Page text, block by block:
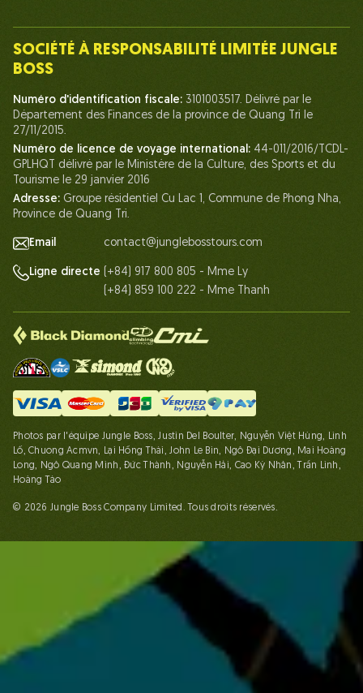
Notre Équipe
Nos Certifications
Partenariats
Contactez-Nous
SOCIÉTÉ À RESPONSABILITÉ LIMITÉE JUNGLE
BOSS
Numéro d'identification fiscale: 3101003517. Délivré par le
Département des Finances de la province de Quang Tri le
27/11/2015.
Numéro de licence de voyage international: 44-011/2016/TCDL-
GPLHQT délivré par le Ministère de la Culture, des Sports et du
Tourisme le 29 janvier 2016
Adresse: Groupe résidentiel Cu Lac 1, Commune de Phong Nha,
Province de Quang Tri.
Email contact@junglebosstours.com
Ligne directe
(+84) 917 800 805 - Mme Ly
(+84) 859 100 222 - Mme Thanh
Photos par l'équipe Jungle Boss, Justin Del Boulter, Nguyễn Việt Hùng, Linh
Lố, Chuong Acmvn, Lại Hồng Thái, John Le Bin, Ngô Đại Dương, Mai Hoàng
Long, Ngô Quang Minh, Đức Thành, Nguyễn Hải, Cao Kỳ Nhân, Trần Linh,
Hoàng Táo
© 2026 Jungle Boss Company Limited. Tous droits réservés.